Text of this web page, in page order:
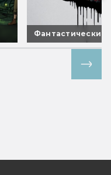
Фантастические